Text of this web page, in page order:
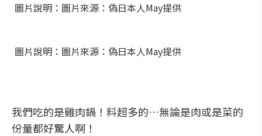
圖片說明：圖片來源：偽日本人May提供
圖片說明：圖片來源：偽日本人May提供
我們吃的是雞肉鍋！料超多的…無論是肉或是菜的
份量都好驚人啊！